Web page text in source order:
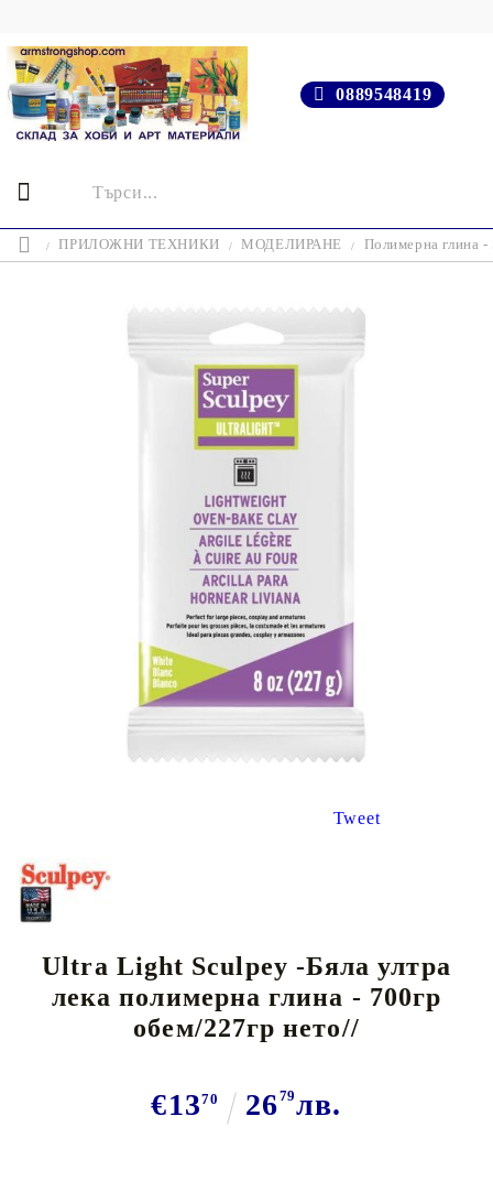
0889548419
ПРИЛОЖНИ ТЕХНИКИ МОДЕЛИРАНЕ Полимерна глина
Tweet
Ultra Light Sculpey -Бяла ултра
лека полимерна глина - 700гр
обем/227гр нето//
€1370 2679лв.